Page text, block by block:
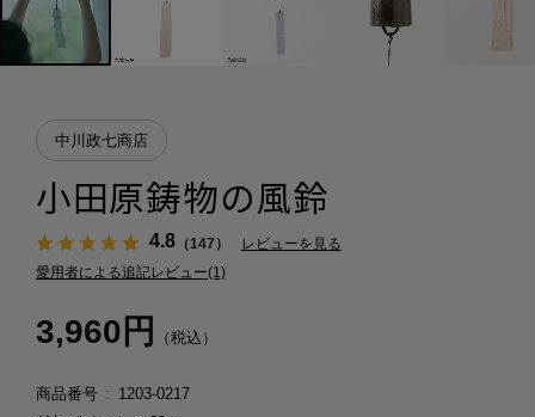
中川政七商店
小田原鋳物の風鈴
4.8（147）
レビューを見る
愛用者による追記レビュー(1)
3,960円 （税込）
商品番号
1203-0217